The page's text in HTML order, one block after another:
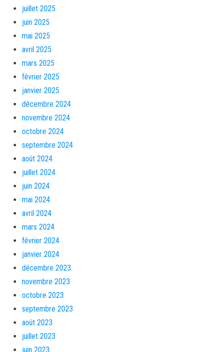
juillet 2025
juin 2025
mai 2025
avril 2025
mars 2025
février 2025
janvier 2025
décembre 2024
novembre 2024
octobre 2024
septembre 2024
août 2024
juillet 2024
juin 2024
mai 2024
avril 2024
mars 2024
février 2024
janvier 2024
décembre 2023
novembre 2023
octobre 2023
septembre 2023
août 2023
juillet 2023
juin 2023